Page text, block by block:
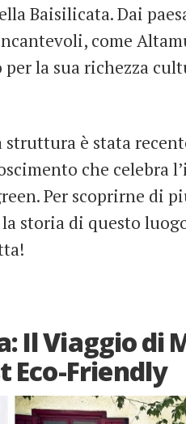
Baisilicata. Dai
come
la sua richezza
struttura è stata
che celebra
Per scoprirne di
storia di questo
Il Viaggio di
Eco-Friendly